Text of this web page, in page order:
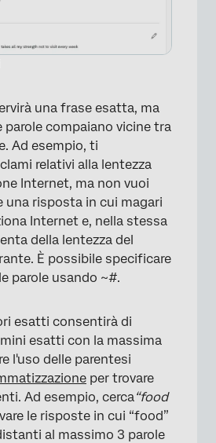
×
una frase esatta, ma
parole compaiano vicine tra
Ad esempio, ti
relativi alla lentezza
Internet, ma non vuoi
una risposta in cui magari
Internet e, nella stessa
della lentezza del
È possibile specificare
parole usando ~#.
esatti consentirà di
esatti con la massima
l'uso delle parentesi
per trovare
Ad esempio, cerca“food
le risposte in cui “food”
al massimo 3 parole